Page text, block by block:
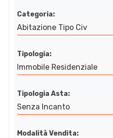
Categoria:
Abitazione Tipo Civ
Tipologia:
Immobile Residenziale
Tipologia Asta:
Senza Incanto
Modalità Vendita: